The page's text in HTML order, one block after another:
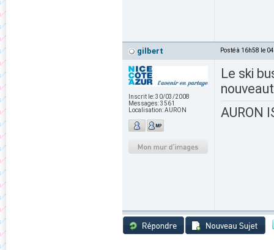
gilbert Posté à 16h58 le
Inscrit le:30/03/2008
Messages:3561
Localisation:AURON
Le ski
AURON